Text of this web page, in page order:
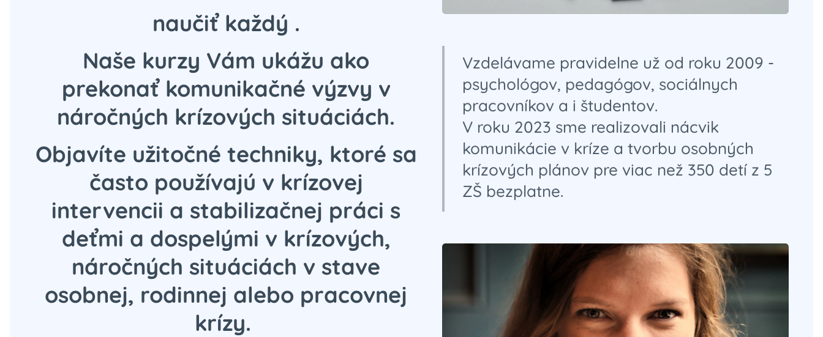
naučiť každý .
Naše kurzy Vám ukážu ako
prekonať komunikačné výzvy v
náročných krízových situáciách.
Objavíte užitočné techniky, ktoré sa
často používajú v krízovej
intervencii a stabilizačnej práci s
deťmi a dospelými v krízových,
náročných situáciách v stave
osobnej, rodinnej alebo pracovnej
krízy.
Vzdelávame pravidelne už od roku 2009 -
psychológov, pedagógov, sociálnych
pracovníkov a i študentov.
V roku 2023 sme realizovali nácvik
komunikácie v kríze a tvorbu osobných
krízových plánov pre viac než 350 detí z 5
ZŠ bezplatne.